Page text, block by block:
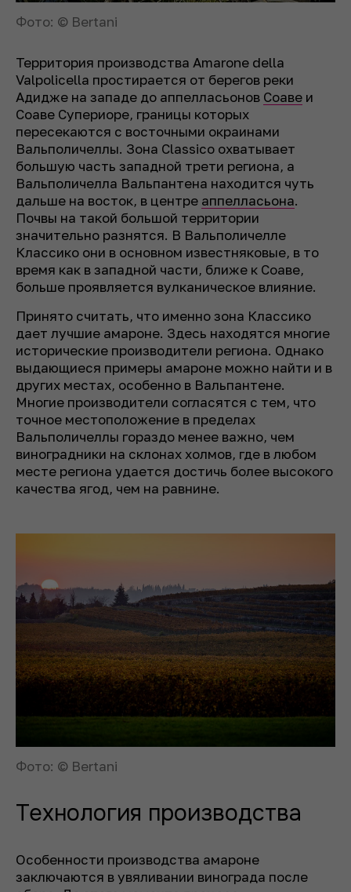
Фото: © Bertani
Территория производства Amarone della
Valpolicella простирается от берегов реки
Адидже на западе до аппелласьонов Соаве и
Соаве Супериоре, границы которых
пересекаются с восточными окраинами
Вальполичеллы. Зона Classico охватывает
большую часть западной трети региона, а
Вальполичелла Вальпантена находится чуть
дальше на восток, в центре аппелласьона.
Почвы на такой большой территории
значительно разнятся. В Вальполичелле
Классико они в основном известняковые, в то
время как в западной части, ближе к Соаве,
больше проявляется вулканическое влияние.
Принято считать, что именно зона Классико
дает лучшие амароне. Здесь находятся многие
исторические производители региона. Однако
выдающиеся примеры амароне можно найти и в
других местах, особенно в Вальпантене.
Многие производители согласятся с тем, что
точное местоположение в пределах
Вальполичеллы гораздо менее важно, чем
виноградники на склонах холмов, где в любом
месте региона удается достичь более высокого
качества ягод, чем на равнине.
Фото: © Bertani
Технология производства
Особенности производства амароне
заключаются в увяливании винограда после